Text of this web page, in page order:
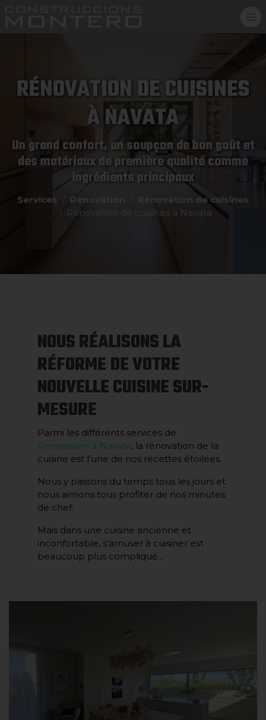
RÉNOVATION DE CUISINES
À NAVATA
Un grand confort, un soupçon de bon goût et
des matériaux de première qualité comme
ingrédients principaux
Services Rénovation
Rénovation de cuisines
Rénovation de cuisines à Navata
NOUS RÉALISONS LA
RÉFORME DE VOTRE
NOUVELLE CUISINE SUR-
MESURE
Parmi les différents services de
Rénovation à Navata, la rénovation de la
cuisine est l'une de nos recettes étoilées.
Nous y passons du temps tous les jours et
nous aimons tous profiter de nos minutes
de chef.
Mais dans une cuisine ancienne et
inconfortable, s'amuser à cuisiner est
beaucoup plus compliqué...